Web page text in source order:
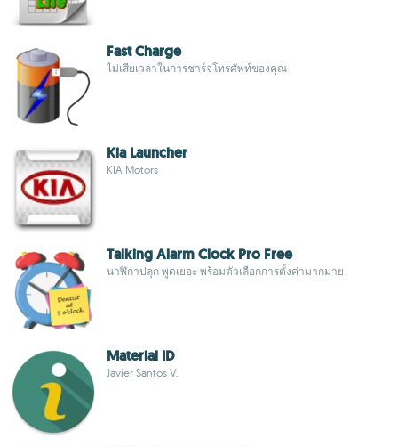
Fast Charge
ไม่เสียเวลาในการชาร์จโทรศัพท์ของคุณ
Kia Launcher
KIA Motors
Talking Alarm Clock Pro Free
นาฬิกาปลุก พูดเยอะ พร้อมตัวเลือกการตั้งค่ามากมาย
Material ID
Javier Santos V.